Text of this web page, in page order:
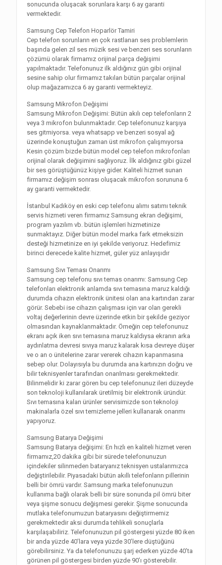
sonucunda oluşacak sorunlara karşı 6 ay garanti
vermektedir.
Samsung Cep Telefon Hoparlör Tamiri
Cep telefon sorunların en çok rastlanan ses problemlerin
başında gelen zil ses müzik sesi ve benzeri ses sorunların
çözümü olarak firmamız orijinal parça değişimi
yapılmaktadır. Telefonunuz ilk aldığınız gün gibi orijinal
sesine sahip olur firmamız takılan bütün parçalar orijinal
olup mağazamızca 6 ay garanti vermekteyiz.
Samsung Mikrofon Değişimi
Samsung Mikrofon Değişimi: Bütün akılı cep telefonların 2
veya 3 mikrofon bulunmaktadır. Cep telefonunuz karşıya
ses gitmiyorsa. veya whatsapp ve benzeri sosyal ağ
üzerinde konuştuğun zaman üst mikrofon çalışmıyorsa
Kesin çözüm bizde bütün model cep telefon mikrofonları
orijinal olarak değişimini sağlıyoruz. İlk aldığınız gibi güzel
bir ses görüştüğünüz kişiye gider. Kaliteli hizmet sunan
firmamız değişim sonrası oluşacak mikrofon sorununa 6
ay garanti vermektedir.
İstanbul Kadıköy en eski cep telefonu alımı satımı teknik
servis hizmeti veren firmamız Samsung ekran değişimi,
program yazılım vb. bütün işlemleri hizmetinize
sunmaktayız. Diğer bütün model marka fark etmeksizin
desteği hizmetinize en iyi şekilde veriyoruz. Hedefimiz
birinci derecede kalite hizmet, güler yüz anlayışıdır
Samsung Sıvı Teması Onarımı
Samsung cep telefonu sıvı temas onarımı: Samsung Cep
telefonları elektronik anlamda sıvı temasına maruz kaldığı
durumda cihazın elektronik ünitesi olan ana kartından zarar
görür. Sebebi ise cihazın çalışması için var olan gerekli
voltaj değerlerinin devre üzerinde etkin bir şekilde geziyor
olmasından kaynaklanmaktadır. Örneğin cep telefonunuz
ekranı açık iken sıvı temasına maruz kaldıysa ekranın arka
aydınlatma devresi sıvıya maruz kalarak kısa devreye düşer
ve o an o ünitelerine zarar vererek cihazın kapanmasına
sebep olur. Dolayısıyla bu durumda ana kartınızın doğru ve
bilir teknisyenler tarafından onarılması gerekmektedir.
Bilinmelidir ki zarar gören bu cep telefonunuz ileri düzeyde
son teknoloji kullanılarak üretilmiş bir elektronik üründür.
Sıvı temasına kalan ürünler servisimizde son teknoloji
makinalarla özel sıvı temizleme jelleri kullanarak onarımı
yapıyoruz.
Samsung Batarya Değişimi
Samsung Batarya değişimi: En hızlı en kaliteli hizmet veren
firmamız,20 dakika gibi bir sürede telefonunuzun
içindekiler silinmeden bataryanız teknisyen ustalarımızca
değiştirilebilir. Piyasadaki bütün akıllı telefonların pillerinin
belli bir ömrü vardır. Samsung marka telefonunuzun
kullanıma bağlı olarak belli bir süre sonunda pil ömrü biter
veya şişme sonucu değişmesi gerekir. Şişme sonucunda
mutlaka telefonumuzun bataryasını değiştirmemiz
gerekmektedir aksi durumda tehlikeli sonuçlarla
karşılaşabiliriz. Telefonunuzun pil göstergesi yüzde 80 iken
bir anda yüzde 40’lara veya yüzde 30’lere düştüğünü
görebilirsiniz. Ya da telefonunuzu şarj ederken yüzde 40’ta
görünen pil göstergesi birden yüzde 90’ı gösterebilir.